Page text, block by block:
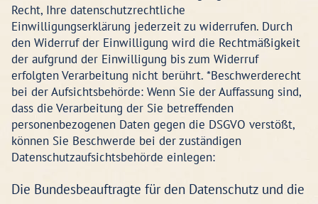
Recht, Ihre datenschutzrechtliche
Einwilligungserklärung jederzeit zu widerrufen. Durch
den Widerruf der Einwilligung wird die Rechtmäßigkeit
der aufgrund der Einwilligung bis zum Widerruf
erfolgten Verarbeitung nicht berührt. *Beschwerderecht
bei der Aufsichtsbehörde: Wenn Sie der Auffassung sind,
dass die Verarbeitung der Sie betreffenden
personenbezogenen Daten gegen die DSGVO verstößt,
können Sie Beschwerde bei der zuständigen
Datenschutzaufsichtsbehörde einlegen:
Die Bundesbeauftragte für den Datenschutz und die